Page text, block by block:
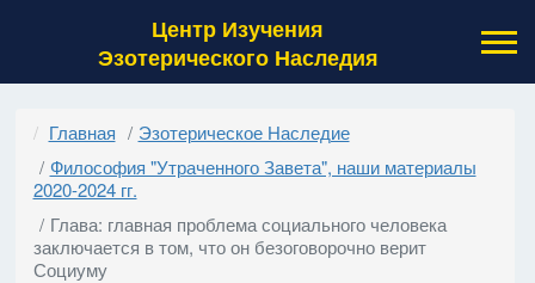
Центр Изучения
Эзотерического Наследия
Главная
Эзотерическое Наследие
Философия "Утраченного Завета", наши материалы
2020-2024 гг.
Глава: главная проблема социального человека
заключается в том, что он безоговорочно верит
Социуму